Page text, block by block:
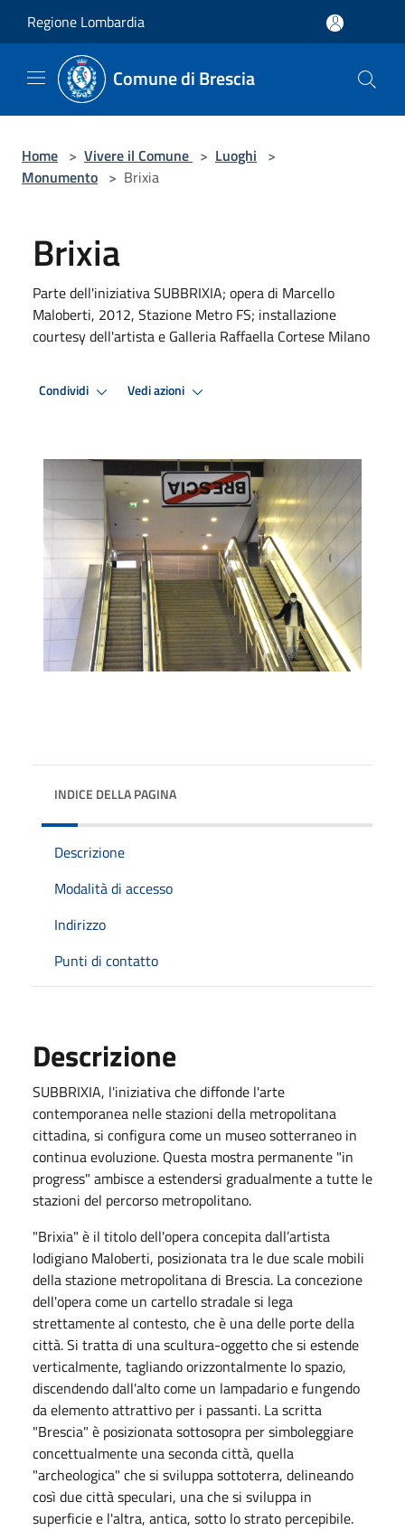
Regione Lombardia
Comune di Brescia
Home > Vivere il Comune > Luoghi >
Monumento > Brixia
Brixia
Parte dell'iniziativa SUBBRIXIA; opera di Marcello
Maloberti, 2012, Stazione Metro FS; installazione
courtesy dell'artista e Galleria Raffaella Cortese Milano
Condividi Vedi azioni
INDICE DELLA PAGINA
Descrizione
Modalità di accesso
Indirizzo
Punti di contatto
Descrizione
SUBBRIXIA, l'iniziativa che diffonde l'arte
contemporanea nelle stazioni della metropolitana
cittadina, si configura come un museo sotterraneo in
continua evoluzione. Questa mostra permanente "in
progress" ambisce a estendersi gradualmente a tutte le
stazioni del percorso metropolitano.
"Brixia" è il titolo dell'opera concepita dall’artista
lodigiano Maloberti, posizionata tra le due scale mobili
della stazione metropolitana di Brescia. La concezione
dell'opera come un cartello stradale si lega
strettamente al contesto, che è una delle porte della
città. Si tratta di una scultura-oggetto che si estende
verticalmente, tagliando orizzontalmente lo spazio,
discendendo dall'alto come un lampadario e fungendo
da elemento attrattivo per i passanti. La scritta
"Brescia" è posizionata sottosopra per simboleggiare
concettualmente una seconda città, quella
"archeologica" che si sviluppa sottoterra, delineando
così due città speculari, una che si sviluppa in
superficie e l'altra, antica, sotto lo strato percepibile.